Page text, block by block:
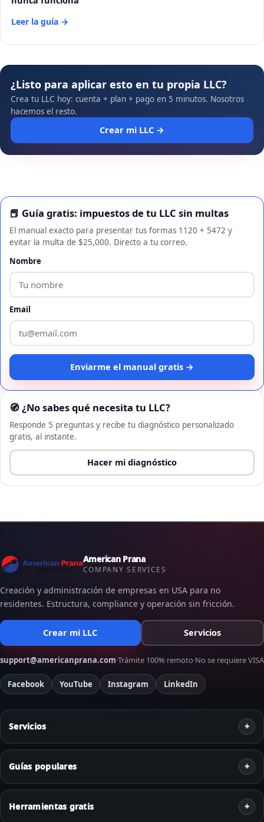
Leer la guía →
¿Listo para aplicar esto en tu propia LLC?
Crea tu LLC hoy: cuenta + plan + pago en 5 minutos. Nosotros
hacemos el resto.
Crear mi LLC →
📕 Guía gratis: impuestos de tu LLC sin multas
El manual exacto para presentar tus formas 1120 + 5472 y
evitar la multa de $25,000. Directo a tu correo.
Nombre
Email
Enviarme el manual gratis →
🧭 ¿No sabes qué necesita tu LLC?
Responde 5 preguntas y recibe tu diagnóstico personalizado
gratis, al instante.
Hacer mi diagnóstico
American Prana
COMPANY SERVICES
Creación y administración de empresas en USA para no
residentes. Estructura, compliance y operación sin fricción.
Crear mi LLC Servicios
support@americanprana.com·Trámite 100% remoto·No se requiere VISA
Facebook YouTube Instagram LinkedIn
Servicios
Guías populares
Herramientas gratis